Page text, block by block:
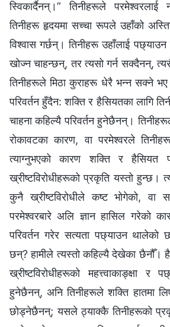
स्विकार्दैनन्।” तिनीहरूले परमेश्वरलाई
तिनीहरू हृदयमा सच्चा रूपले उहाँको
विश्वास गर्छन्। तिनीहरू उहाँलाई
खोज्न चाहन्छन्, तर त्यसो गर्न सक्दैनन्,
तिनीहरूले मिठा कुराहरू धेरै भन्न सक्ने भए
परिवर्तन हुँदैन: शक्ति र हैसियतका लागि
चाहना कहिल्यै परिवर्तन हुनेछैनन्।
रोकावटका कारण, वा परमेश्वरले
त्याग्नुभएको कारण शक्ति र हैसियत
ख्रीष्टविरोधीहरूको प्रकृति यस्तो
कुनै ख्रीष्टविरोधीले कष्ट भोगेको, वा
परमेश्वरबारे अलि ज्ञान हासिल गरेको
परिवर्तन गरेर सत्यता पछ्याउन
छन्? हामीले त्यस्तो कहिल्यै देखेका छैनौँ।
ख्रीष्टविरोधीहरूको महत्त्वाकाङ्क्षा र
हुनेछैनन्, अनि तिनीहरूले शक्ति हातमा
छोड्नेछैनन्; यसले ठ्याक्कै तिनीहरूको